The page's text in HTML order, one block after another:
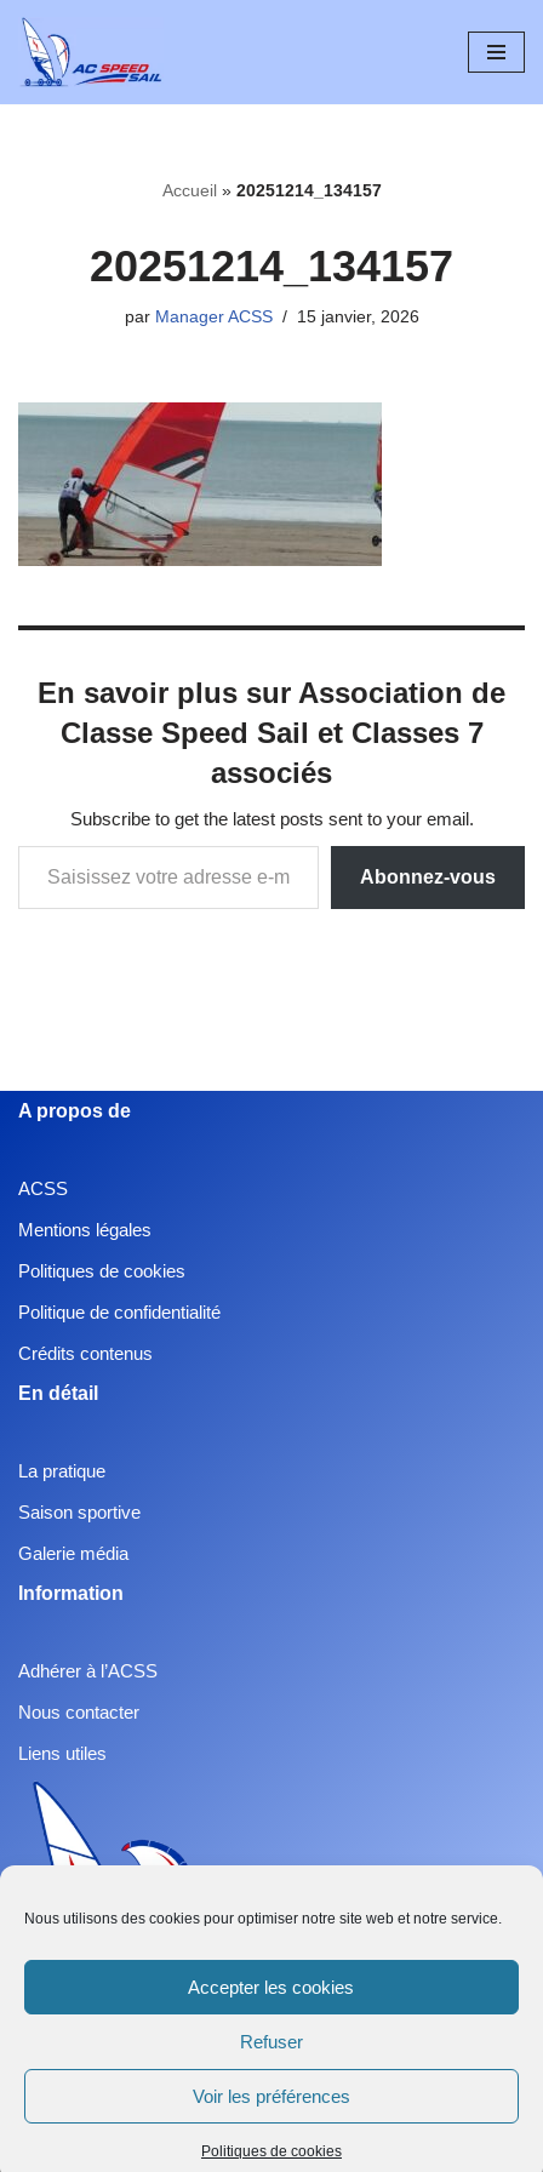
Nous utilisons des cookies pour optimiser notre site web et notre service.
Accepter les cookies
Refuser
Voir les préférences
Politiques de cookies
Aller
au
Accueil» 20251214_134157
20251214_134157
par Manager ACSS 15 janvier, 2026
En savoir plus sur Association de
Classe Speed Sail et Classes 7
associés
Subscribe to get the latest posts sent to your email.
Abonnez-vous
A propos de
ACSS
Mentions légales
Politiques de cookies
Politique de confidentialité
Crédits contenus
En détail
La pratique
Saison sportive
Galerie média
Information
Adhérer à l’ACSS
Nous contacter
Liens utiles
Tout droit réservé ACSS - Association de Classe Speed Sail ©
Abonnez-vous